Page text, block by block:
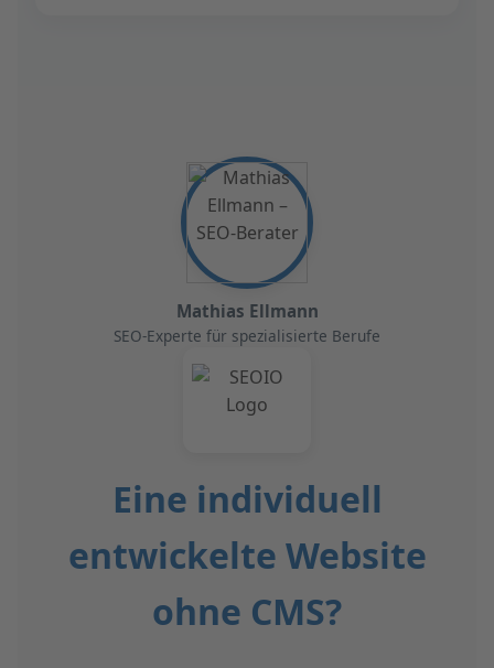
Mathias Ellmann
SEO-Experte für spezialisierte Berufe
Eine individuell
entwickelte Website
ohne CMS?